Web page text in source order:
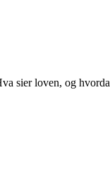
sier loven, og